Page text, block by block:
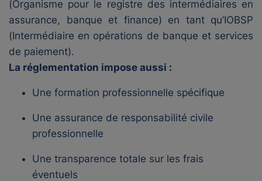
(Organisme pour le registre des intermédiaires en
assurance, banque et finance) en tant qu’IOBSP
(Intermédiaire en opérations de banque et services
de paiement).
La réglementation impose aussi :
Une formation professionnelle spécifique
Une assurance de responsabilité civile
professionnelle
Une transparence totale sur les frais
éventuels